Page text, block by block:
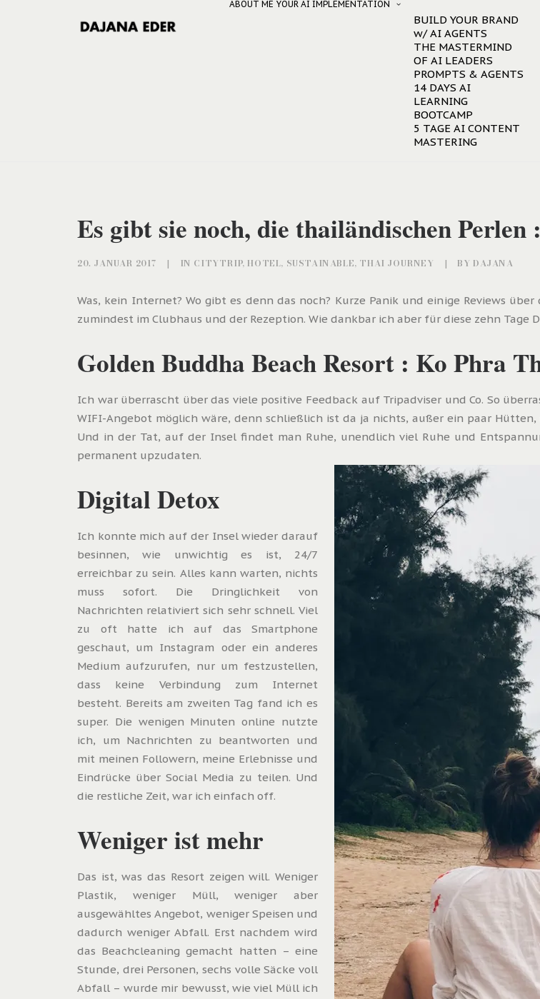
ABOUT ME YOUR AI IMPLEMENTATION
BUILD YOUR BRAND
w/ AI AGENTS
THE MASTERMIND
OF AI LEADERS
PROMPTS & AGENTS
14 DAYS AI
LEARNING
BOOTCAMP
5 TAGE AI CONTENT
MASTERING
Es gibt sie noch, die thailändischen
20. JANUAR 2017 | IN CITYTRIP, HOTEL, SUSTAINABLE, THAI JOURNEY | BY DAJANA
Was, kein Internet? Wo gibt es denn das noch? Kurze Panik und einige Reviews
zumindest im Clubhaus und der Rezeption. Wie dankbar ich aber für diese zehn
Golden Buddha Beach Resort : Ko Phra
Ich war überrascht über das viele positive Feedback auf Tripadviser und Co. So
WIFI-Angebot möglich wäre, denn schließlich ist da ja nichts, außer ein paar
Und in der Tat, auf der Insel findet man Ruhe, unendlich viel Ruhe und
permanent upzudaten.
Digital Detox
Ich konnte mich auf der Insel wieder darauf
besinnen, wie unwichtig es ist, 24/7
erreichbar zu sein. Alles kann warten, nichts
muss sofort. Die Dringlichkeit von
Nachrichten relativiert sich sehr schnell. Viel
zu oft hatte ich auf das Smartphone
geschaut, um Instagram oder ein anderes
Medium aufzurufen, nur um festzustellen,
dass keine Verbindung zum Internet
besteht. Bereits am zweiten Tag fand ich es
super. Die wenigen Minuten online nutzte
ich, um Nachrichten zu beantworten und
mit meinen Followern, meine Erlebnisse und
Eindrücke über Social Media zu teilen. Und
die restliche Zeit, war ich einfach off.
Weniger ist mehr
Das ist, was das Resort zeigen will. Weniger
Plastik, weniger Müll, weniger aber
ausgewähltes Angebot, weniger Speisen und
dadurch weniger Abfall. Erst nachdem wird
das Beachcleaning gemacht hatten – eine
Stunde, drei Personen, sechs volle Säcke voll
Abfall – wurde mir bewusst, wie viel Müll ich